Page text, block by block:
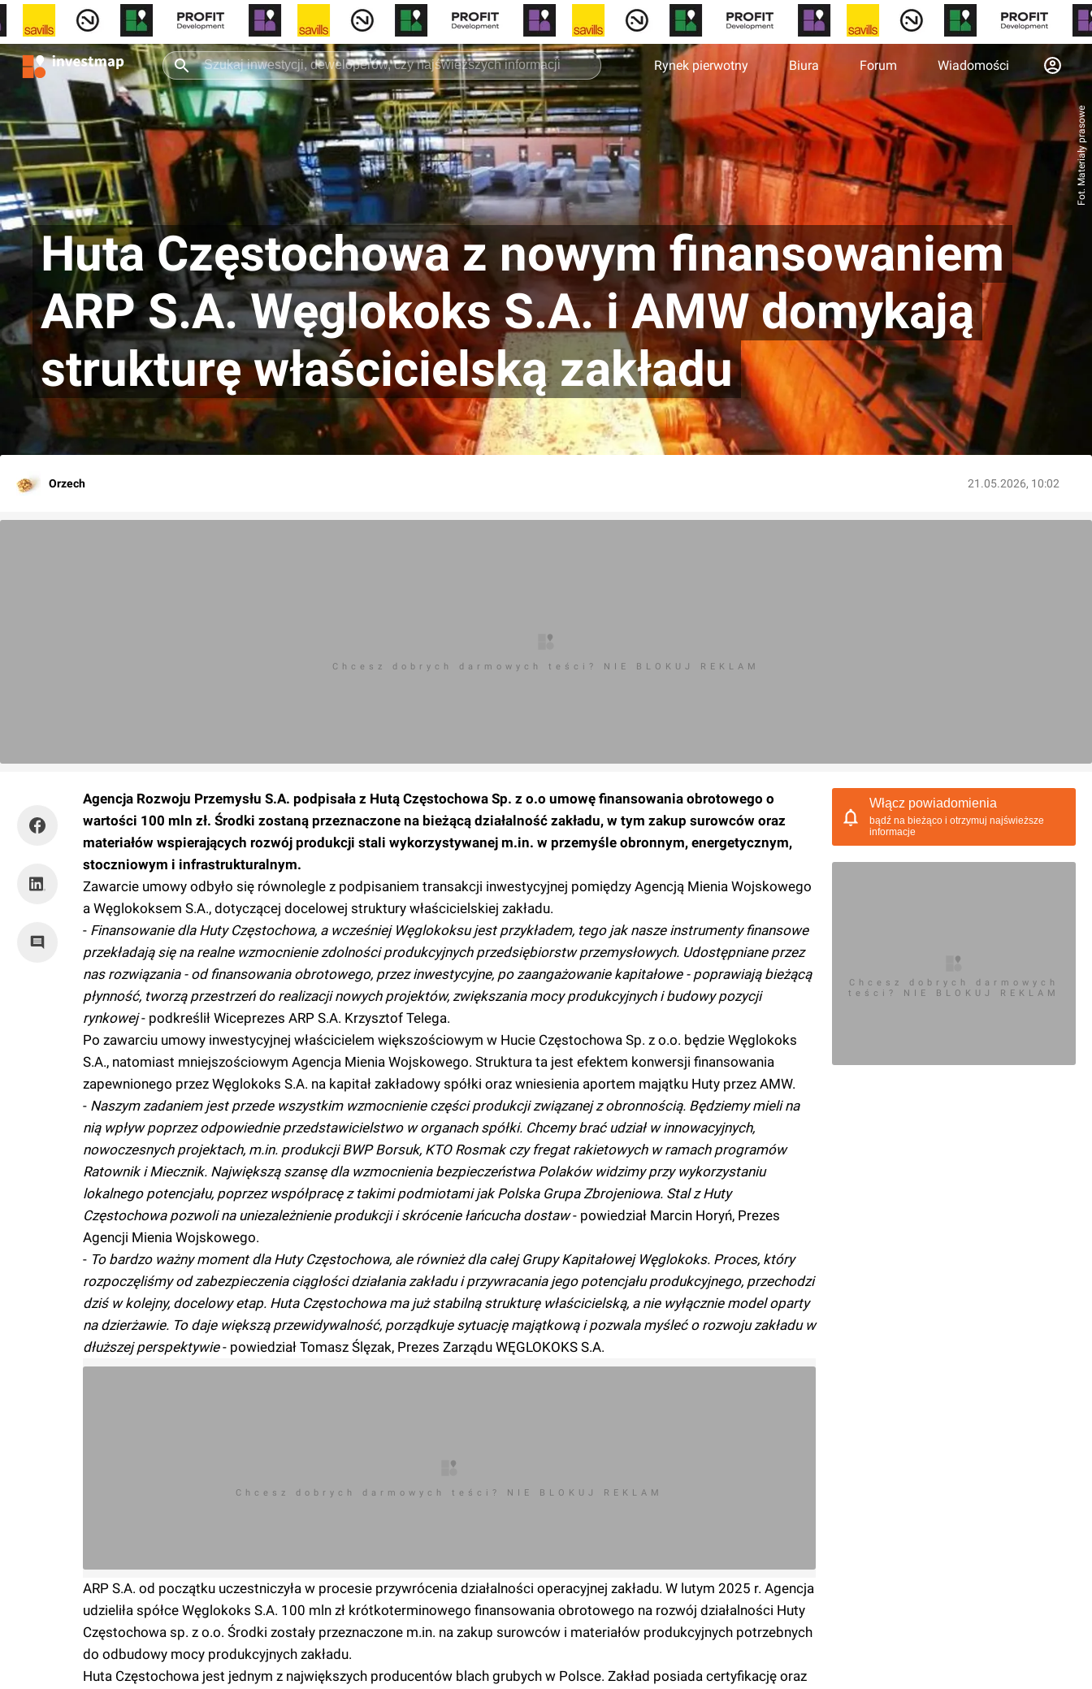
Rynek pierwotny Biura Forum Wiadomości
Fot. Materiały prasowe
Huta Częstochowa z nowym finansowaniem
ARP S.A. Węglokoks S.A. i AMW domykają
strukturę właścicielską zakładu
Orzech 21.05.2026, 10:02
Chcesz dobrych darmowych teści? NIE BLOKUJ REKLAM
Agencja Rozwoju Przemysłu S.A. podpisała z Hutą Częstochowa Sp. z o.o umowę finansowania obrotowego o
wartości 100 mln zł. Środki zostaną przeznaczone na bieżącą działalność zakładu, w tym zakup surowców oraz
materiałów wspierających rozwój produkcji stali wykorzystywanej m.in. w przemyśle obronnym, energetycznym,
stoczniowym i infrastrukturalnym.
Zawarcie umowy odbyło się równolegle z podpisaniem transakcji inwestycyjnej pomiędzy Agencją Mienia Wojskowego
a Węglokoksem S.A., dotyczącej docelowej struktury właścicielskiej zakładu.
- Finansowanie dla Huty Częstochowa, a wcześniej Węglokoksu jest przykładem, tego jak nasze instrumenty finansowe
przekładają się na realne wzmocnienie zdolności produkcyjnych przedsiębiorstw przemysłowych. Udostępniane przez
nas rozwiązania - od finansowania obrotowego, przez inwestycyjne, po zaangażowanie kapitałowe - poprawiają bieżącą
płynność, tworzą przestrzeń do realizacji nowych projektów, zwiększania mocy produkcyjnych i budowy pozycji
rynkowej- podkreślił Wiceprezes ARP S.A. Krzysztof Telega.
Po zawarciu umowy inwestycyjnej właścicielem większościowym w Hucie Częstochowa Sp. z o.o. będzie Węglokoks
S.A., natomiast mniejszościowym Agencja Mienia Wojskowego. Struktura ta jest efektem konwersji finansowania
zapewnionego przez Węglokoks S.A. na kapitał zakładowy spółki oraz wniesienia aportem majątku Huty przez AMW.
- Naszym zadaniem jest przede wszystkim wzmocnienie części produkcji związanej z obronnością. Będziemy mieli na
nią wpływ poprzez odpowiednie przedstawicielstwo w organach spółki. Chcemy brać udział w innowacyjnych,
nowoczesnych projektach, m.in. produkcji BWP Borsuk, KTO Rosmak czy fregat rakietowych w ramach programów
Ratownik i Miecznik. Największą szansę dla wzmocnienia bezpieczeństwa Polaków widzimy przy wykorzystaniu
lokalnego potencjału, poprzez współpracę z takimi podmiotami jak Polska Grupa Zbrojeniowa. Stal z Huty
Częstochowa pozwoli na uniezależnienie produkcji i skrócenie łańcucha dostaw- powiedział Marcin Horyń, Prezes
Agencji Mienia Wojskowego.
- To bardzo ważny moment dla Huty Częstochowa, ale również dla całej Grupy Kapitałowej Węglokoks. Proces, który
rozpoczęliśmy od zabezpieczenia ciągłości działania zakładu i przywracania jego potencjału produkcyjnego, przechodzi
dziś w kolejny, docelowy etap. Huta Częstochowa ma już stabilną strukturę właścicielską, a nie wyłącznie model oparty
na dzierżawie. To daje większą przewidywalność, porządkuje sytuację majątkową i pozwala myśleć o rozwoju zakładu w
dłuższej perspektywie- powiedział Tomasz Ślęzak, Prezes Zarządu WĘGLOKOKS S.A.
Chcesz dobrych darmowych teści? NIE BLOKUJ REKLAM
ARP S.A. od początku uczestniczyła w procesie przywrócenia działalności operacyjnej zakładu. W lutym 2025 r. Agencja
udzieliła spółce Węglokoks S.A. 100 mln zł krótkoterminowego finansowania obrotowego na rozwój działalności Huty
Częstochowa sp. z o.o. Środki zostały przeznaczone m.in. na zakup surowców i materiałów produkcyjnych potrzebnych
do odbudowy mocy produkcyjnych zakładu.
Huta Częstochowa jest jednym z największych producentów blach grubych w Polsce. Zakład posiada certyfikację oraz
Włącz powiadomienia
bądź na bieżąco i otrzymuj najświeższe
informacje
Chcesz dobrych darmowych
teści? NIE BLOKUJ REKLAM